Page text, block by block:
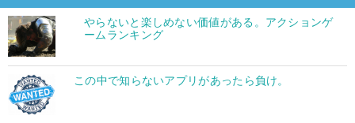
やらないと楽しめない価値がある。アクションゲ
ームランキング
この中で知らないアプリがあったら負け。